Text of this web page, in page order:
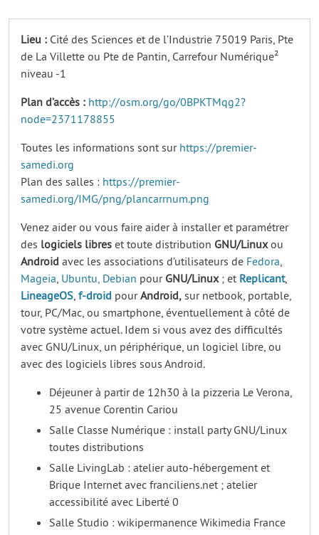
Lieu : Cité des Sciences et de l’Industrie 75019 Paris, Pte
de La Villette ou Pte de Pantin, Carrefour Numérique²
niveau -1
Plan d’accès : http://osm.org/go/0BPKTMqg2?
node=2371178855
Toutes les informations sont sur https://premier-
samedi.org
Plan des salles : https://premier-
samedi.org/IMG/png/plancarrnum.png
Venez aider ou vous faire aider à installer et paramétrer
des logiciels libres et toute distribution GNU/Linuxou
Android avec les associations d’utilisateurs de Fedora,
Mageia, Ubuntu, Debian pour GNU/Linux; et Replicant,
LineageOS, f-droid pourAndroid, sur netbook, portable,
tour, PC/Mac, ou smartphone, éventuellement à côté de
votre système actuel. Idem si vous avez des difficultés
avec GNU/Linux, un périphérique, un logiciel libre, ou
avec des logiciels libres sous Android.
Déjeuner à partir de 12h30 à la pizzeria Le Verona,
25 avenue Corentin Cariou
Salle Classe Numérique : install party GNU/Linux
toutes distributions
Salle LivingLab : atelier auto-hébergement et
Brique Internet avec franciliens.net ; atelier
accessibilité avec Liberté 0
Salle Studio : wikipermanence Wikimedia France